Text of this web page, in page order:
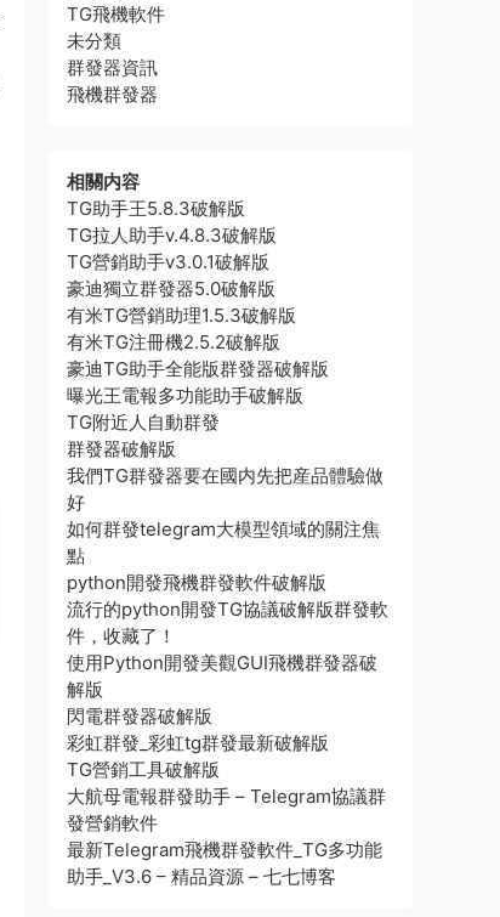
TG飛機軟件
未分類
群發器資訊
飛機群發器
相關内容
TG助手王5.8.3破解版
TG拉人助手v.4.8.3破解版
TG營銷助手v3.0.1破解版
豪迪獨立群發器5.0破解版
有米TG營銷助理1.5.3破解版
有米TG注冊機2.5.2破解版
豪迪TG助手全能版群發器破解版
曝光王電報多功能助手破解版
TG附近人自動群發
群發器破解版
我們TG群發器要在國内先把産品體驗做
好
如何群發telegram大模型領域的關注焦
點
python開發飛機群發軟件破解版
流行的python開發TG協議破解版群發軟
件，收藏了！
使用Python開發美觀GUI飛機群發器破
解版
閃電群發器破解版
彩虹群發_彩虹tg群發最新破解版
TG營銷工具破解版
大航母電報群發助手 – Telegram協議群
發營銷軟件
最新Telegram飛機群發軟件_TG多功能
助手_V3.6 – 精品資源 – 七七博客